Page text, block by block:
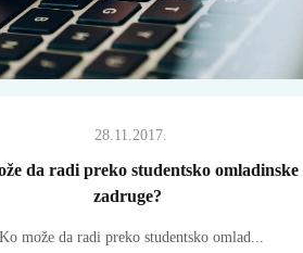
28.11.2017.
da radi preko studentsko omladinske
zadruge?
Ko može da radi preko studentsko omlad...